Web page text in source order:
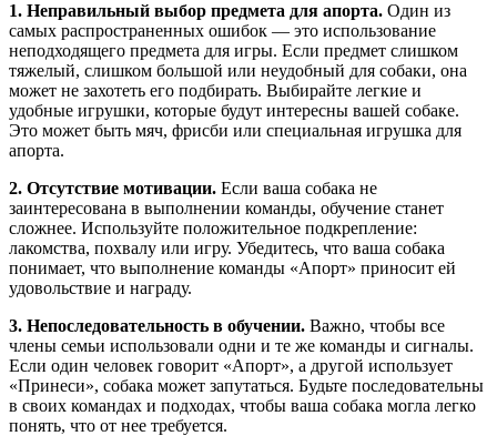
1. Неправильный выбор предмета для апорта. Один из
самых распространенных ошибок — это использование
неподходящего предмета для игры. Если предмет слишком
тяжелый, слишком большой или неудобный для собаки, она
может не захотеть его подбирать. Выбирайте легкие и
удобные игрушки, которые будут интересны вашей собаке.
Это может быть мяч, фрисби или специальная игрушка для
апорта.
2. Отсутствие мотивации. Если ваша собака не
заинтересована в выполнении команды, обучение станет
сложнее. Используйте положительное подкрепление:
лакомства, похвалу или игру. Убедитесь, что ваша собака
понимает, что выполнение команды «Апорт» приносит ей
удовольствие и награду.
3. Непоследовательность в обучении. Важно, чтобы все
члены семьи использовали одни и те же команды и сигналы.
Если один человек говорит «Апорт», а другой использует
«Принеси», собака может запутаться. Будьте последовательны
в своих командах и подходах, чтобы ваша собака могла легко
понять, что от нее требуется.